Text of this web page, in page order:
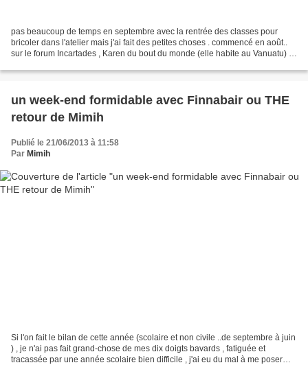
pas beaucoup de temps en septembre avec la rentrée des classes pour
bricoler dans l'atelier mais j'ai fait des petites choses . commencé en août..
sur le forum Incartades , Karen du bout du monde (elle habite au Vanuatu) ,
un week-end formidable avec Finnabair ou THE
retour de Mimih
Publié le 21/06/2013 à 11:58
Par Mimih
Si l'on fait le bilan de cette année (scolaire et non civile ..de septembre à juin
) , je n'ai pas fait grand-chose de mes dix doigts bavards , fatiguée et
tracassée par une année scolaire bien difficile , j'ai eu du mal à me poser